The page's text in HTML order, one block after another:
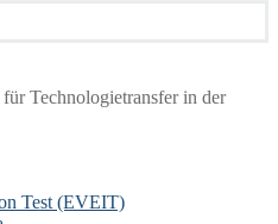
Technologietransfer in der
Test (EVEIT)